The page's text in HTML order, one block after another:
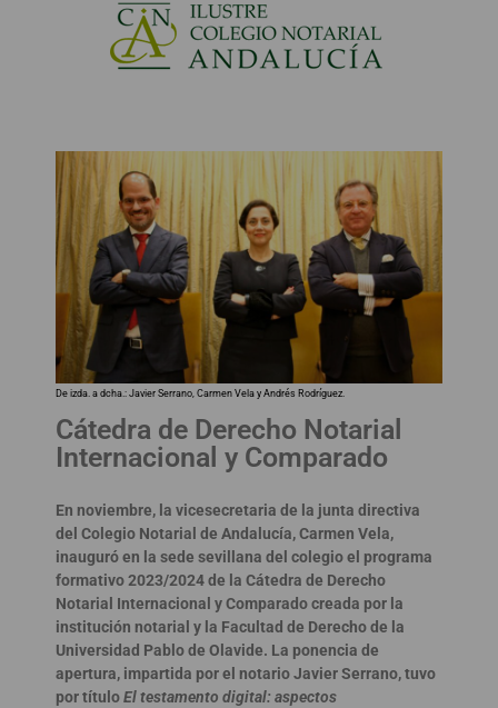
De izda. a dcha.: Javier Serrano, Carmen Vela y Andrés Rodríguez.
Cátedra de Derecho Notarial
Internacional y Comparado
En noviembre, la vicesecretaria de la junta directiva
del Colegio Notarial de Andalucía, Carmen Vela,
inauguró en la sede sevillana del colegio el programa
formativo 2023/2024 de la Cátedra de Derecho
Notarial Internacional y Comparado creada por la
institución notarial y la Facultad de Derecho de la
Universidad Pablo de Olavide. La ponencia de
apertura, impartida por el notario Javier Serrano, tuvo
por títuloEl testamento digital: aspectos